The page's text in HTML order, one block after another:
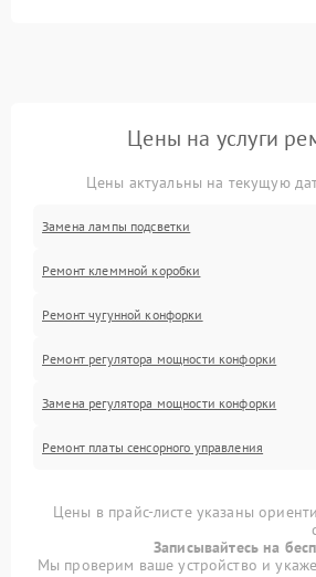
Цены на услуги
Цены актуальны на текущую
Замена лампы подсветки
Ремонт клеммной коробки
Ремонт чугунной конфорки
Ремонт регулятора мощности конфорки
Замена регулятора мощности конфорки
Ремонт платы сенсорного управления
Цены в прайс-листе указаны
Записывайтесь на
Мы проверим ваше устройство и